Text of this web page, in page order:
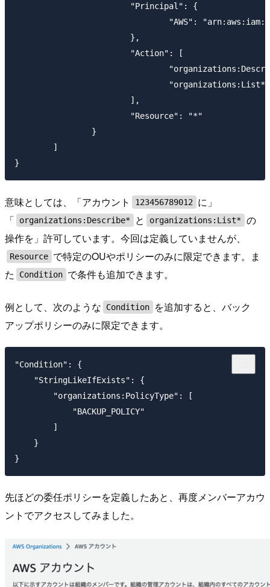
意味としては、「アカウント 123456789012
に」
「
organizations:Describe* と organizations:List*
の
操作を」許可しています。今回は定義していませんが、
Resource で特定のOUやポリシーのみに限定できます。ま
た
Condition で条件も追加できます。
例として、次のような Condition
を追加すると、バック
アップポリシーのみに限定できます。
"Condition": {
    "StringLikeIfExists": {
        "organizations:PolicyType": [
            "BACKUP_POLICY"
        ]
    }
先ほどの委任ポリシーを定義したあと、再度メンバーアカウ
ントでアクセスしてみました。